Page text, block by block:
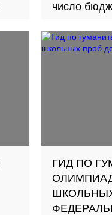
число
ГИД ПО